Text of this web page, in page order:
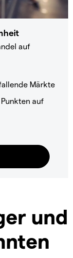
auf
Märkte
Punkten auf
und